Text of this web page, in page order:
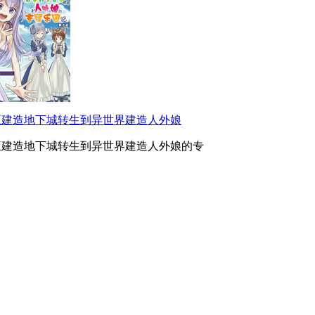
造地下城转生到异世界建造人外娘
造地下城转生到异世界建造人外娘的专